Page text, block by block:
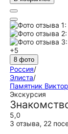
+5
8 фото
Россия/
Элиста/
Памятник
Экскурсия
5,0
3 отзыва, 22